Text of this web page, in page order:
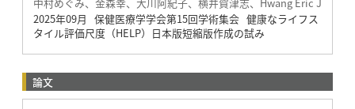
2025年09月 保健医療学学会第15回学術集会 健康なライフス
タイル評価尺度（HELP）日本版短縮版作成の試み
論文